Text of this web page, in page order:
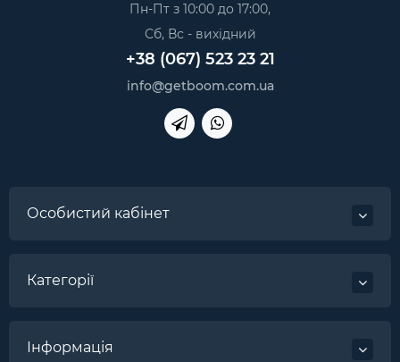
Пн-Пт з 10:00 до 17:00,
Сб, Вс - вихідний
+38 (067) 523 23 21
info@getboom.com.ua
Особистий кабінет
Категорії
Інформація